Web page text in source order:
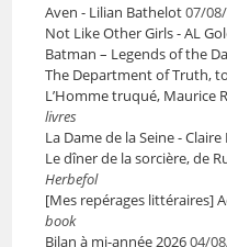
Aven - Lilian Bathelot07/
Not Like Other Girls - AL
Batman – Legends of the
The Department of Truth,
L’Homme truqué, Maurice
livres
La Dame de la Seine -
Le dîner de la sorcière, de
Herbefol
[Mes repérages littéraires]
book
Bilan à mi-année 202604/